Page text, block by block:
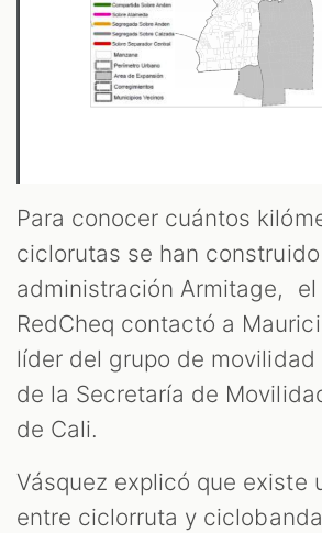
Para conocer cuántos
ciclorutas se han
administración Armitage, el
RedCheq contactó a
líder del grupo de
de la Secretaría de
de Cali.
Vásquez explicó que existe
entre ciclorruta y